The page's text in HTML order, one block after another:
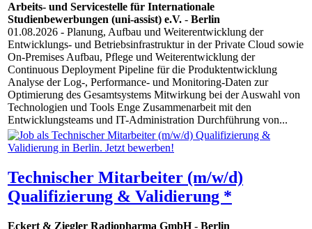
Arbeits- und Servicestelle für Internationale
Studienbewerbungen (uni-assist) e.V. - Berlin
01.08.2026 - Planung, Aufbau und Weiterentwicklung der
Entwicklungs- und Betriebsinfrastruktur in der Private Cloud sowie
On-Premises Aufbau, Pflege und Weiterentwicklung der
Continuous Deployment Pipeline für die Produktentwicklung
Analyse der Log-, Performance- und Monitoring-Daten zur
Optimierung des Gesamtsystems Mitwirkung bei der Auswahl von
Technologien und Tools Enge Zusammenarbeit mit den
Entwicklungsteams und IT-Administration Durchführung von...
Technischer Mitarbeiter (m/w/d)
Qualifizierung & Validierung *
Eckert & Ziegler Radiopharma GmbH- Berlin